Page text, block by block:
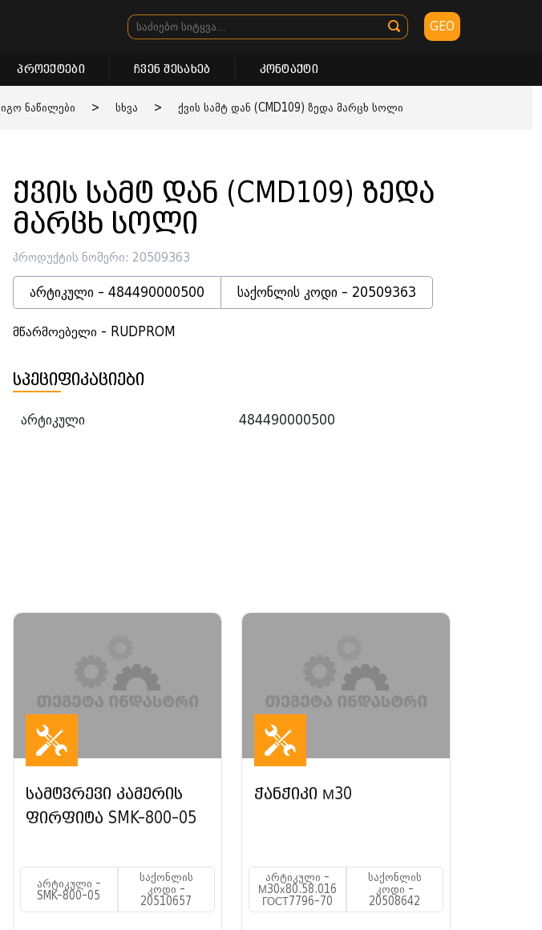
GEO
პროექტები ჩვენ შესახებ კონტაქტი
ნაწილები > სხვა > ქვის სამტ დან (CMD109) ზედა მარცხ სოლი
ქვის სამტ დან (CMD109) ზედა
მარცხ სოლი
პროდუქტის ნომერი: 20509363
არტიკული - 484490000500 საქონლის კოდი - 20509363
მწარმოებელი - RUDPROM
სპეციფიკაციები
არტიკული 484490000500
სამტვრევი კამერის
ფირფიტა SMK-800-05
არტიკული -
SMK-800-05
საქონლის
კოდი -
20510657
ჭანჭიკი М30
არტიკული -
М30х80.58.016
ГОСТ7796-70
საქონლის
კოდი -
20508642